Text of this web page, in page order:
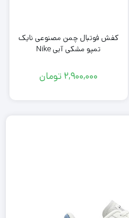
کفش فوتبال چمن مصنوعی نایک
تمپو مشکی آبی Nike
2,900,000 تومان